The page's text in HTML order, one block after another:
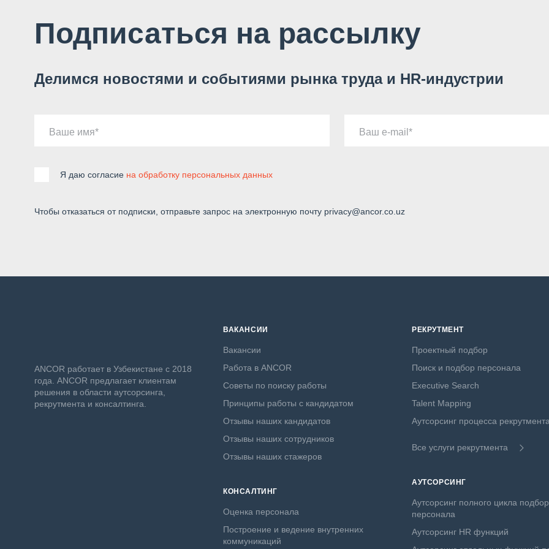
Подписаться на рассылку
Делимся новостями и событиями рынка труда и HR-индустрии
Ваше имя Ваш e-mail
Я даю согласие на обработку персональных данных
Чтобы отказаться от подписки, отправьте запрос на электронную почту privacy@ancor.co.uz
ANСOR работает в Узбекистане с 2018
года. ANCOR предлагает клиентам
решения в области аутсорсинга,
рекрутмента и консалтинга.
ВАКАНСИИ
Вакансии
Работа в ANCOR
Советы по поиску работы
Принципы работы с кандидатом
Отзывы наших кандидатов
Отзывы наших сотрудников
Отзывы наших стажеров
КОНСАЛТИНГ
Оценка персонала
Построение и ведение внутренних
коммуникаций
РЕКРУТМЕНТ
Проектный подбор
Поиск и подбор персонала
Executive Search
Talent Mapping
Аутсорсинг процесса рекрутмента
Все услуги рекрутмента
АУТСОРСИНГ
Аутсорсинг полного цикла
персонала
Аутсорсинг HR функций